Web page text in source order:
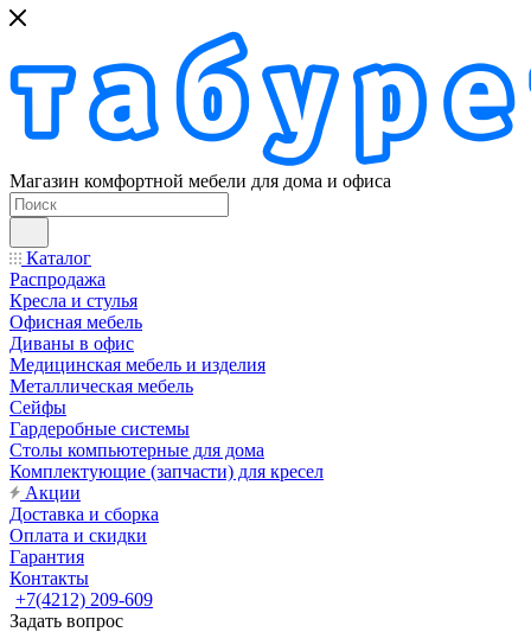
Магазин комфортной мебели для дома и офиса
Каталог
Распродажа
Кресла и стулья
Офисная мебель
Диваны в офис
Медицинская мебель и изделия
Металлическая мебель
Сейфы
Гардеробные системы
Столы компьютерные для дома
Комплектующие (запчасти) для кресел
Акции
Доставка и сборка
Оплата и скидки
Гарантия
Контакты
+7(4212) 209-609
Задать вопрос